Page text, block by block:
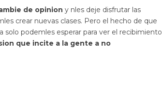
de opinion y nles deje disfrutar las
crear nuevas clases. Pero el hecho de que
podemles esperar para ver el recibimiento
que incite a la gente a no